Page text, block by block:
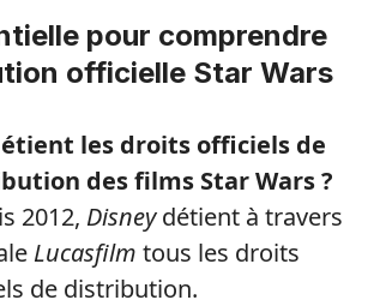
pour comprendre
officielle Star Wars
les droits officiels de
des films Star Wars ?
2012, Disneydétient à travers
Lucasfilm tous les droits
de distribution.